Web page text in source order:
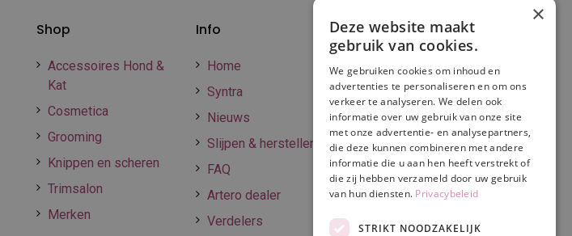
Info
Home
Syntra
Nieuws
Slijpen & herstellen
FAQ
Artero dealer
Verdelers
Shop
Accessoires Hond &
Kat
Cosmetica
Grooming
Knippen en scheren
Trimsalon
Merken
Verzenden en
betalen
Online betalen
Retourneren
Algemene
voorwaarden
Privacy & Cookie
policy
Disclaimer
×
Deze website maakt
gebruik van cookies.
We gebruiken cookies om inhoud en
advertenties te personaliseren en om ons
verkeer te analyseren. We delen ook
informatie over uw gebruik van onze site
met onze advertentie- en analysepartners,
die deze kunnen combineren met andere
informatie die u aan hen heeft verstrekt of
die zij hebben verzameld door uw gebruik
van hun diensten. Privacybeleid
STRIKT NOODZAKELIJK